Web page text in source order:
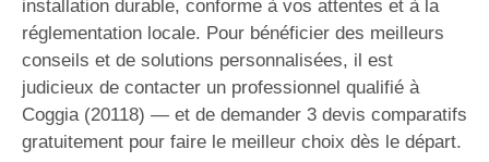
installation durable, conforme à vos attentes et à la
réglementation locale. Pour bénéficier des meilleurs
conseils et de solutions personnalisées, il est
judicieux de contacter un professionnel qualifié à
Coggia (20118) — et de demander 3 devis comparatifs
gratuitement pour faire le meilleur choix dès le départ.